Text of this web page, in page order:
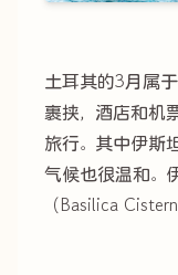
土耳其的3月属
裹挟，酒店和机
旅行。其中伊斯
气候也很温和。
（Basilica